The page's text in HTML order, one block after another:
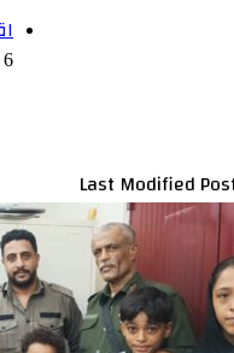
6 أغسطس، 2026
Last Modified